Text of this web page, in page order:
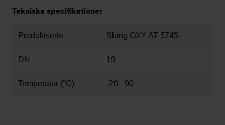
Tekniska specifikationer
Produktserie Slang OXY AT 5745-
DN 19
Temperatur (°C) -20 - 90